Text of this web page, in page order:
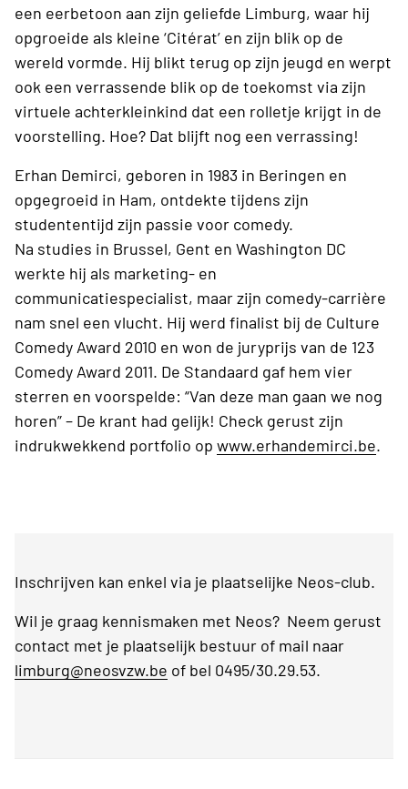
een eerbetoon aan zijn geliefde Limburg, waar hij
opgroeide als kleine ‘Citérat’ en zijn blik op de
wereld vormde. Hij blikt terug op zijn jeugd en werpt
ook een verrassende blik op de toekomst via zijn
virtuele achterkleinkind dat een rolletje krijgt in de
voorstelling. Hoe? Dat blijft nog een verrassing!
Erhan Demirci, geboren in 1983 in Beringen en
opgegroeid in Ham, ontdekte tijdens zijn
studententijd zijn passie voor comedy.
Na studies in Brussel, Gent en Washington DC
werkte hij als marketing- en
communicatiespecialist, maar zijn comedy-carrière
nam snel een vlucht. Hij werd finalist bij de Culture
Comedy Award 2010 en won de juryprijs van de 123
Comedy Award 2011. De Standaard gaf hem vier
sterren en voorspelde: “Van deze man gaan we nog
horen” – De krant had gelijk! Check gerust zijn
indrukwekkend portfolio op www.erhandemirci.be.
Inschrijven kan enkel via je plaatselijke Neos-club.
Wil je graag kennismaken met Neos? Neem gerust
contact met je plaatselijk bestuur of mail naar
limburg@neosvzw.be of bel 0495/30.29.53.